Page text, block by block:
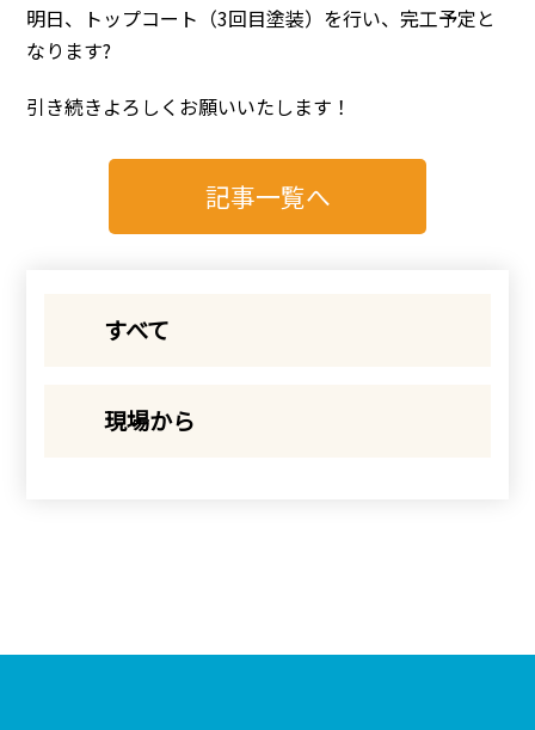
明日、トップコート（3回目塗装）を行い、完工予定と
なります?
引き続きよろしくお願いいたします！
記事一覧へ
すべて
現場から